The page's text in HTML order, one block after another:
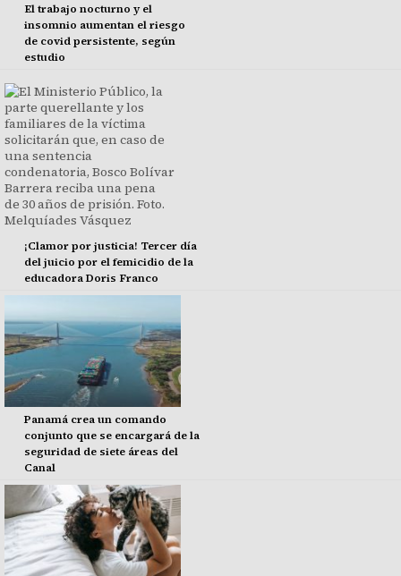
El trabajo nocturno y el
insomnio aumentan el riesgo
de covid persistente, según
estudio
¡Clamor por justicia! Tercer día
del juicio por el femicidio de la
educadora Doris Franco
Panamá crea un comando
conjunto que se encargará de la
seguridad de siete áreas del
Canal